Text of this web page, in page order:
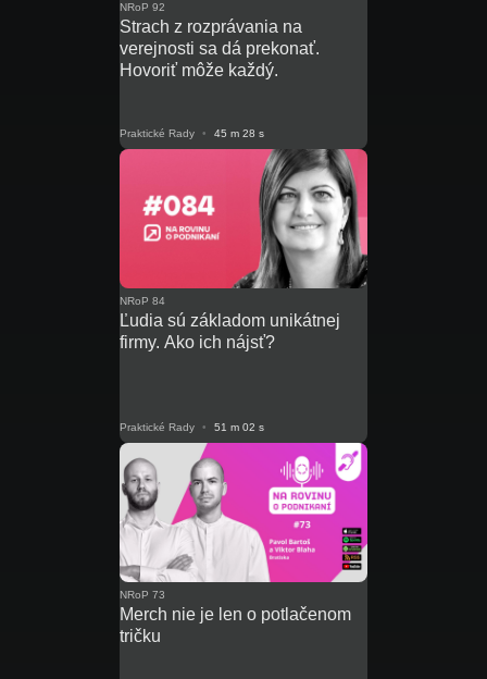
NRoP 92
Strach z rozprávania na
verejnosti sa dá prekonať.
Hovoriť môže každý.
Praktické Rady • 45 m 28 s
NRoP 84
Ľudia sú základom unikátnej
firmy. Ako ich nájsť?
Praktické Rady • 51 m 02 s
NRoP 73
Merch nie je len o potlačenom
tričku